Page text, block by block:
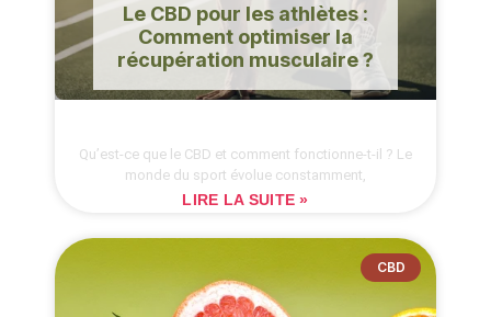
Le CBD pour les athlètes :
Comment optimiser la
récupération musculaire ?
Qu’est-ce que le CBD et comment fonctionne-t-il ? Le
monde du sport évolue constamment,
LIRE LA SUITE »
CBD